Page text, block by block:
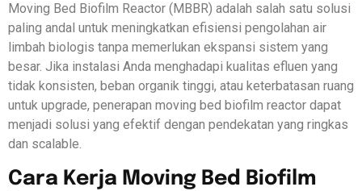
Moving Bed Biofilm Reactor (MBBR) adalah salah satu solusi
paling andal untuk meningkatkan efisiensi pengolahan air
limbah biologis tanpa memerlukan ekspansi sistem yang
besar. Jika instalasi Anda menghadapi kualitas efluen yang
tidak konsisten, beban organik tinggi, atau keterbatasan ruang
untuk upgrade, penerapan moving bed biofilm reactor dapat
menjadi solusi yang efektif dengan pendekatan yang ringkas
dan scalable.
Cara Kerja Moving Bed Biofilm